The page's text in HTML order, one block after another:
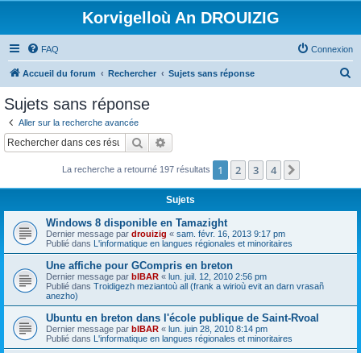
Korvigelloù An DROUIZIG
FAQ Connexion
Accueil du forum Rechercher Sujets sans réponse
c
Sujets sans réponse
Aller sur la recherche avancée
Rechercher
La recherche a retourné 197 résultats 1 2 3 4
Sujets
Windows 8 disponible en Tamazight
Dernier message par drouizig « sam. févr. 16, 2013 9:17 pm
Publié dans L'informatique en langues régionales et minoritaires
Une affiche pour GCompris en breton
Dernier message par bIBAR « lun. juil. 12, 2010 2:56 pm
Publié dans Troidigezh meziantoù all (frank a wirioù evit an darn vrasañ
anezho)
Ubuntu en breton dans l'école publique de Saint-Rvoal
Dernier message par bIBAR « lun. juin 28, 2010 8:14 pm
Publié dans L'informatique en langues régionales et minoritaires